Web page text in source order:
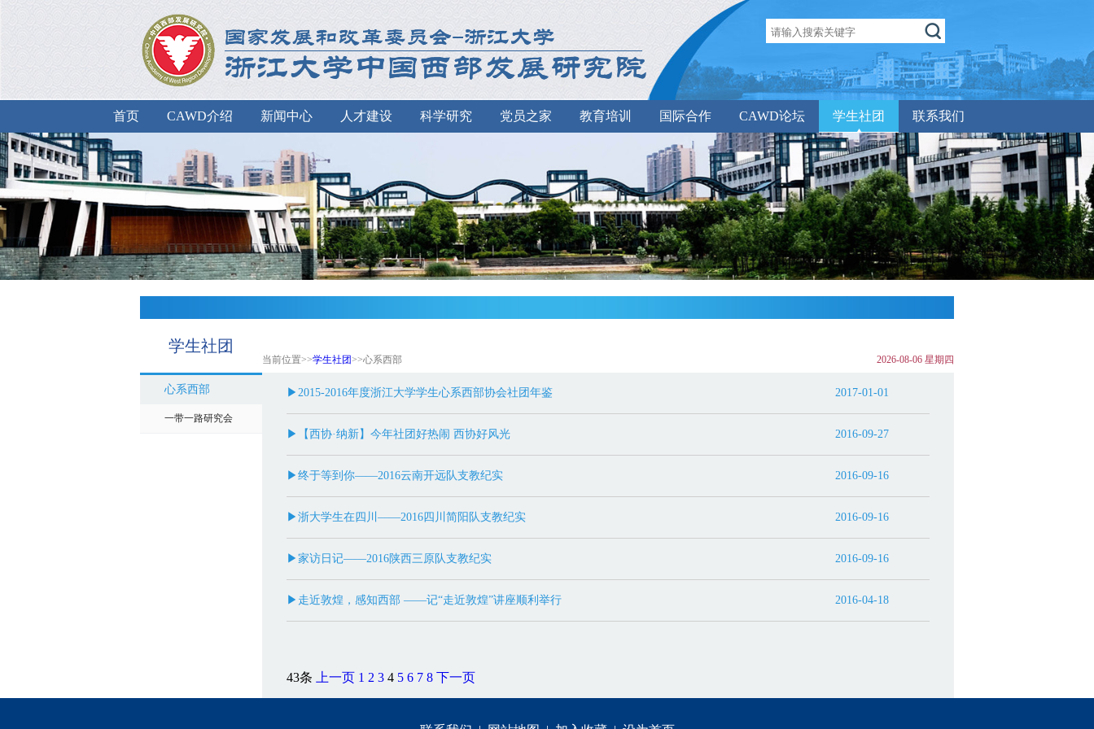
首页 CAWD介绍 新闻中心 人才建设 科学研究 党员之家 教育培训 国际合作 CAWD论坛 学生社团 联系我们
学生社团
当前位置>>学生社团>>心系西部 2026-08-06 星期四
心系西部
一带一路研究会
▶2015-2016年度浙江大学学生心系西部协会社团年鉴 2017-01-01
▶【西协·纳新】今年社团好热闹 西协好风光 2016-09-27
▶终于等到你——2016云南开远队支教纪实 2016-09-16
▶浙大学生在四川——2016四川简阳队支教纪实 2016-09-16
▶家访日记——2016陕西三原队支教纪实 2016-09-16
▶走近敦煌，感知西部 ——记“走近敦煌”讲座顺利举行 2016-04-18
43条 上一页 1 2 3 4 5 6 7 8 下一页